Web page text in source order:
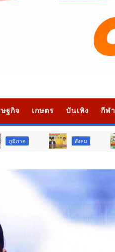
ษฐกิจ เกษตร บันเทิง กีฬา
สังคม ศาสนา